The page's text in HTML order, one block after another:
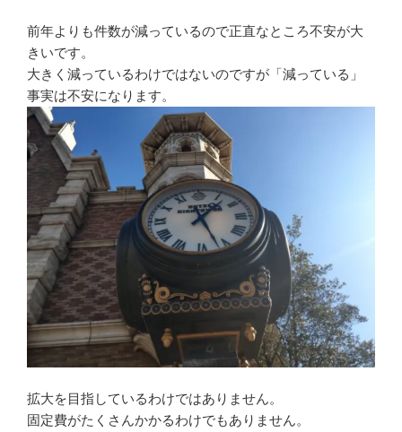
前年よりも件数が減っているので正直なところ不安が大
きいです。
大きく減っているわけではないのですが「減っている」
事実は不安になります。
拡大を目指しているわけではありません。
固定費がたくさんかかるわけでもありません。